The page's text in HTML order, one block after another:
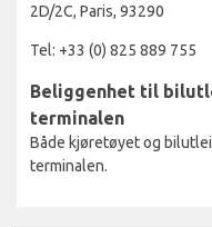
2D/2C, Paris, 93290
Tel: +33 (0) 825 889 755
Beliggenhet til
terminalen
Både kjøretøyet og
terminalen.